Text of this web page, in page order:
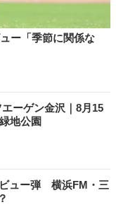
ー「季節に関係な
エーゲン金沢｜8月15
地公園
ュー弾 横浜FM・三